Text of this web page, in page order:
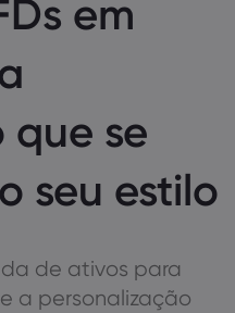
em
se
seu estilo
de ativos para
a personalização